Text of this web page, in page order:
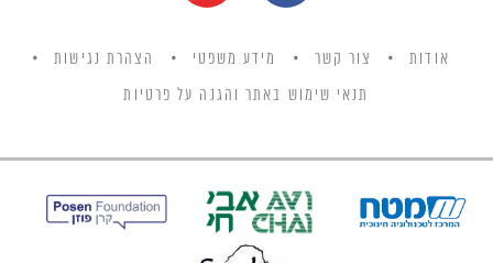
אודות צור קשר מידע משפטי הצהרת נגישות
תנאי שימוש באתר והגנה על פרטיות